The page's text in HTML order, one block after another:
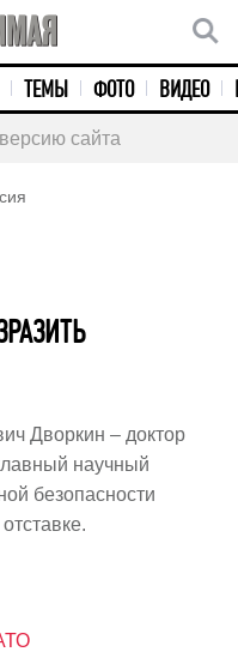
ТЕМЫ ФОТО ВИДЕО
сайта
Дворкин – доктор
научный
безопасности